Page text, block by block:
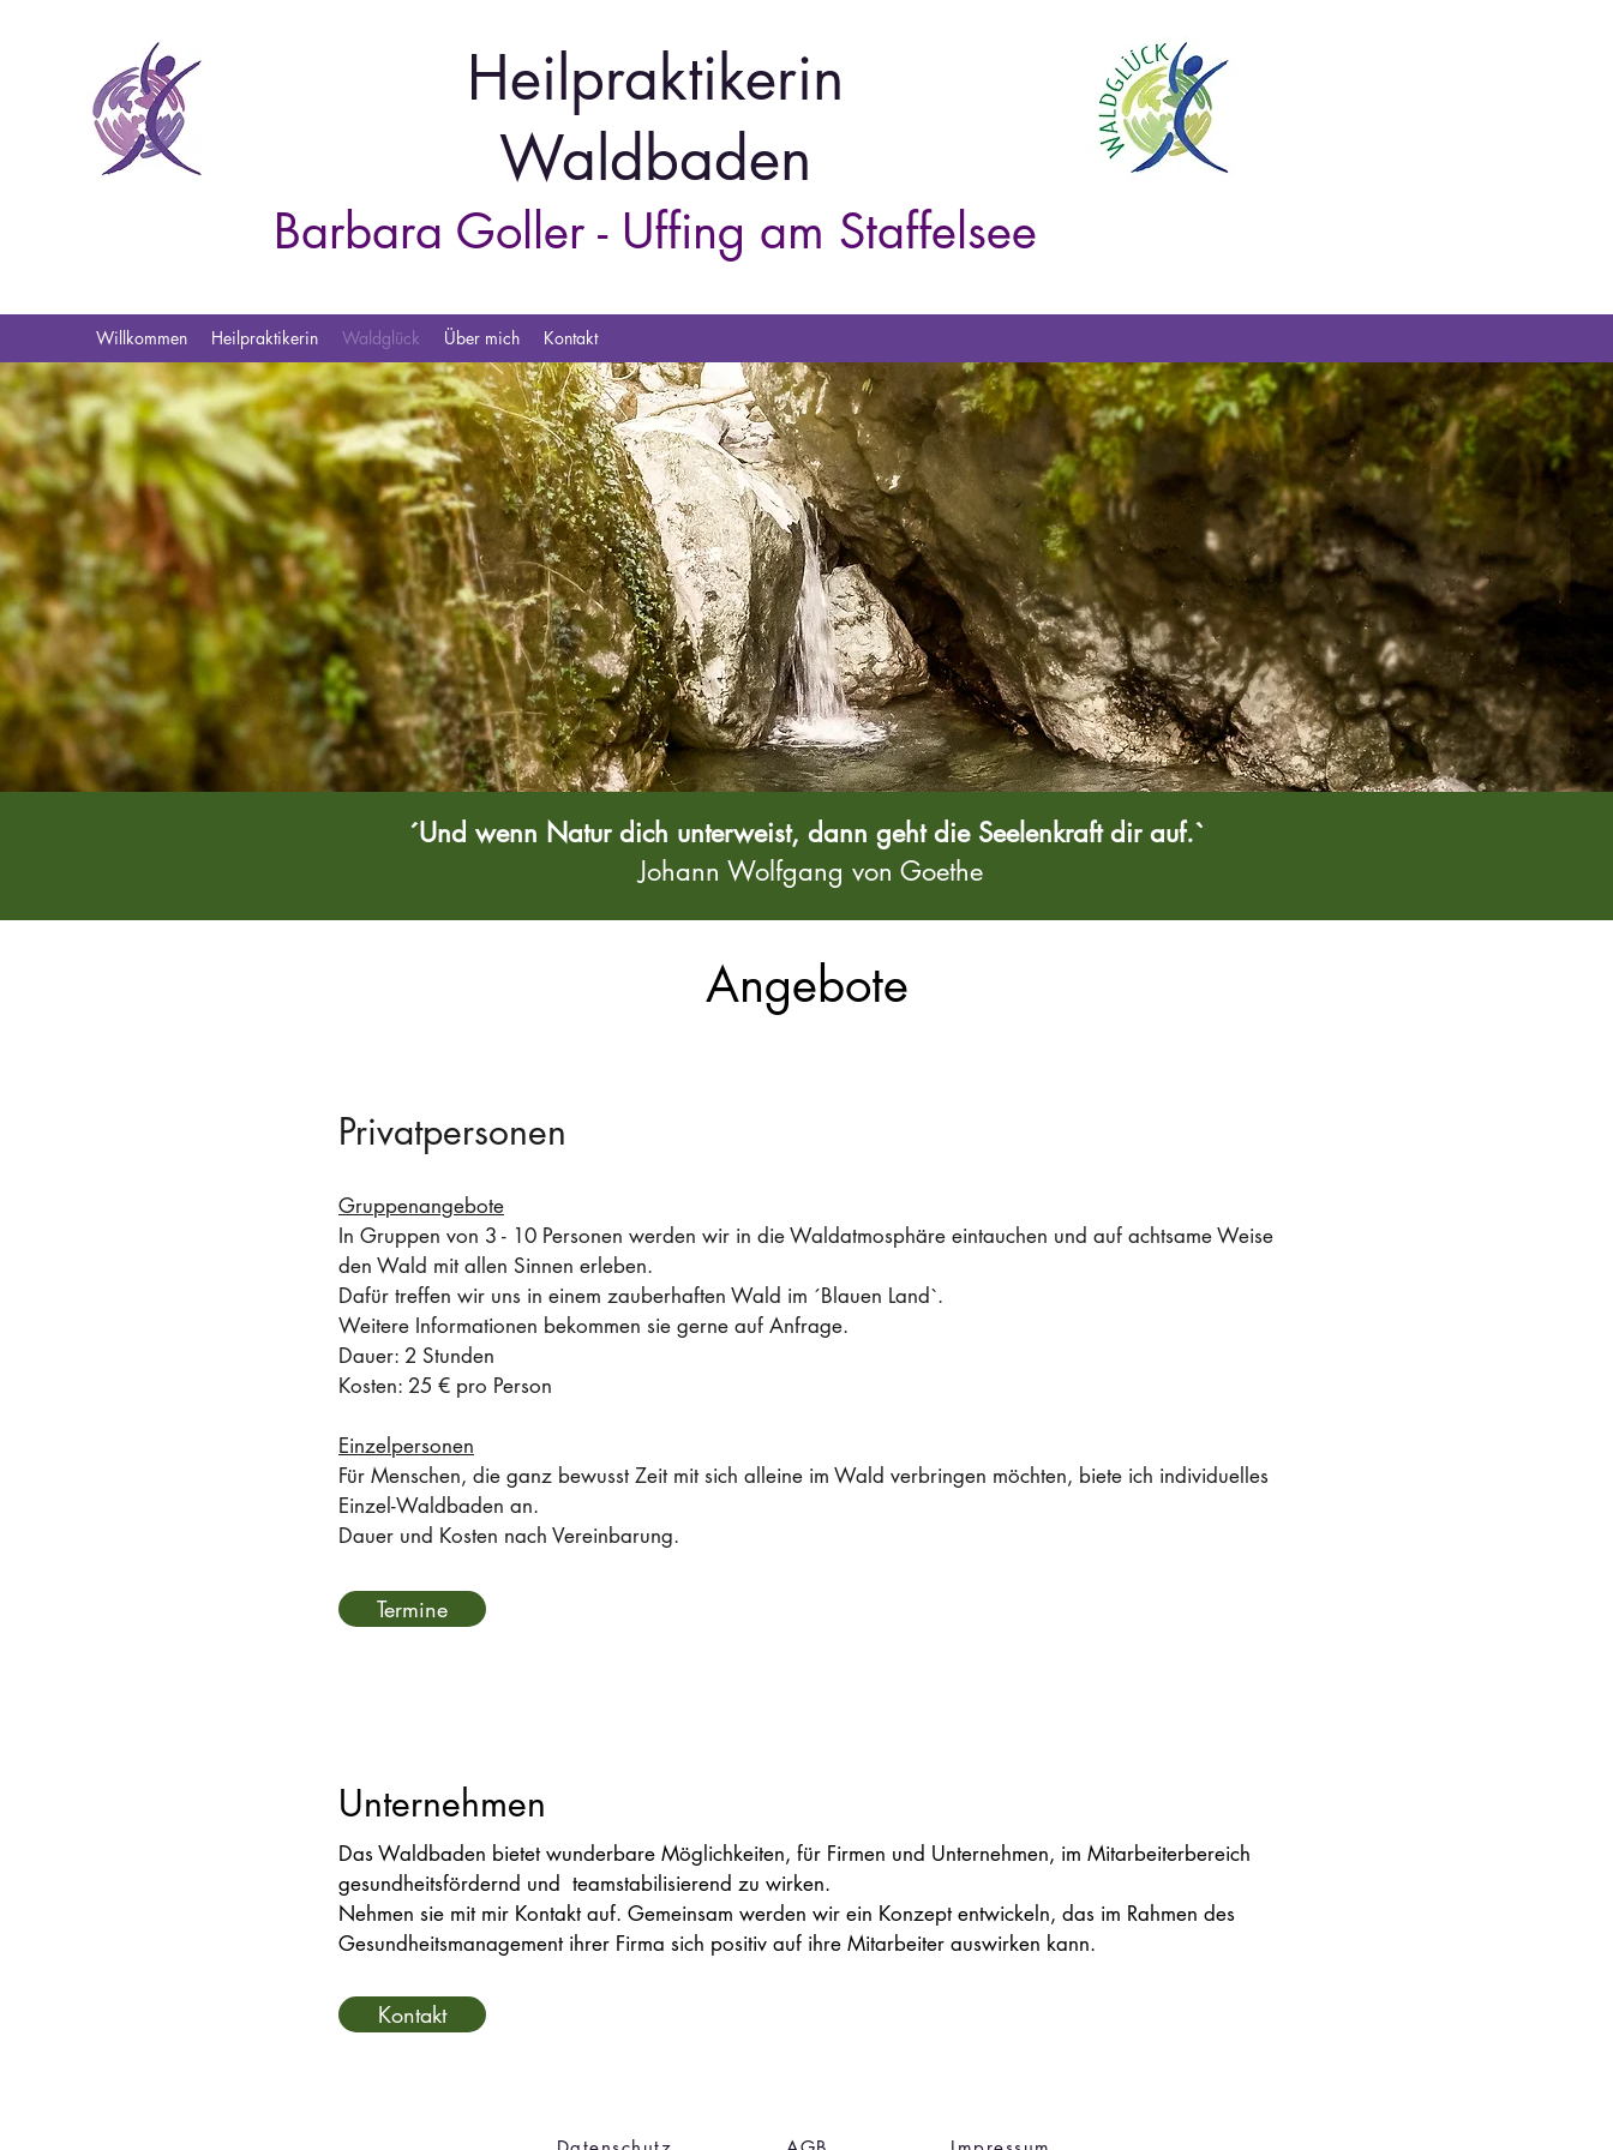
Heilpraktikerin
Waldbaden
Barbara Goller - Uffing am Staffelsee
Willkommen Heilpraktikerin Waldglück Über mich Kontakt
´Und wenn Natur dich unterweist, dann geht die Seelenkraft dir auf.`
Johann Wolfgang von Goethe
Angebote
Privatpersonen
Gruppenangebote
In Gruppen von 3 - 10 Personen werden wir in die Waldatmosphäre eintauchen und auf achtsame Weise
den Wald mit allen Sinnen erleben.
Dafür treffen wir uns in einem zauberhaften Wald im ´Blauen Land`.
Weitere Informationen bekommen sie gerne auf Anfrage.
Dauer: 2 Stunden
Kosten: 25 € pro Person
Einzelpersonen
Für Menschen, die ganz bewusst Zeit mit sich alleine im Wald verbringen möchten, biete ich individuelles
Einzel-Waldbaden an.
Dauer und Kosten nach Vereinbarung.
Termine
Unternehmen
Das Waldbaden bietet wunderbare Möglichkeiten, für Firmen und Unternehmen, im Mitarbeiterbereich
gesundheitsfördernd und teamstabilisierend zu wirken.
Nehmen sie mit mir Kontakt auf. Gemeinsam werden wir ein Konzept entwickeln, das im Rahmen des
Gesundheitsmanagement ihrer Firma sich positiv auf ihre Mitarbeiter auswirken kann.
Kontakt